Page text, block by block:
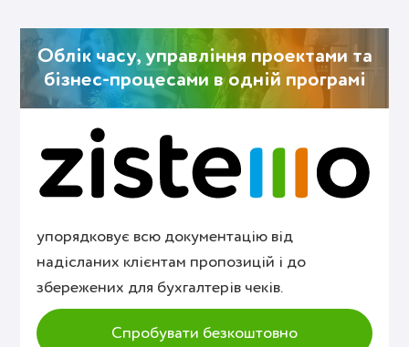
Облік часу, управління проектами та
бізнес-процесами в одній програмі
упорядковує всю документацію від
надісланих клієнтам пропозицій і до
збережених для бухгалтерів чеків.
Спробувати безкоштовно